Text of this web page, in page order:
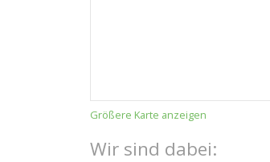
Größere Karte anzeigen
Wir sind dabei: